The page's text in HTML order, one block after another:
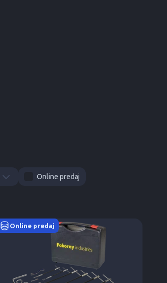
Online predaj
Online predaj